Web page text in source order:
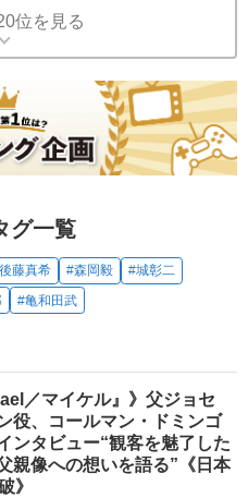
位を見る
グ一覧
藤真希 #森岡毅
#城彰二
#亀和田武
／マイケル』》父ジョセ
役、コールマン・ドミンゴ
ンタビュー“観客を魅了した
親像への想いを語る”《日本
》